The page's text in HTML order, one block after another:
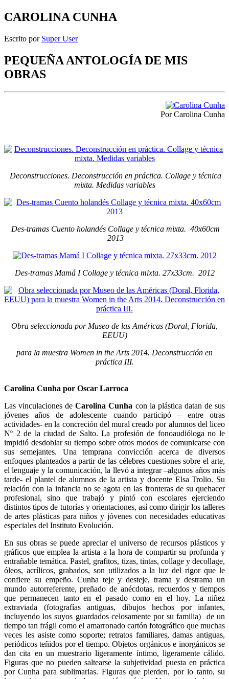
CAROLINA CUNHA
Escrito por Super User
PEQUEÑA ANTOLOGÍA DE MIS
OBRAS
Por Carolina Cunha
Deconstrucciones. Deconstrucción en práctica. Collage y técnica
mixta. Medidas variables
Des-tramas Cuento holandés Collage y técnica mixta. 40x60cm
2013
Des-tramas Mamá I Collage y técnica mixta. 27x33cm. 2012
Obra seleccionada por Museo de las Américas (Doral, Florida,
EEUU)
para la muestra Women in the Arts 2014. Deconstrucción en
práctica III.
Carolina Cunha por Oscar Larroca
Las vinculaciones deCarolina Cunha con la plástica datan de sus
jóvenes años de adolescente cuando participó – entre otras
actividades- en la concreción del mural creado por alumnos del liceo
Nº 2 de la ciudad de Salto. La profesión de fonoaudióloga no le
impidió desdoblar su tiempo sobre otros modos de comunicarse con
sus semejantes. Una temprana convicción acerca de diversos
enfoques planteados a partir de las célebres cuestiones sobre el arte,
el lenguaje y la comunicación, la llevó a integrar –algunos años más
tarde- el plantel de alumnos de la artista y docente Elsa Trolio. Su
relación con la infancia no se agota en las fronteras de su quehacer
profesional, sino que trabajó y pintó con escolares ejerciendo
distintos tipos de tutorías y orientaciones, así como dirigir los talleres
de artes plásticas para niños y jóvenes con necesidades educativas
especiales del Instituto Evolución.
En sus obras se puede apreciar el universo de recursos plásticos y
gráficos que emplea la artista a la hora de compartir su profunda y
entrañable temática. Pastel, grafitos, tizas, tintas, collage y decollage,
óleos, acrílicos, grabados, son utilizados a la luz del rigor que le
confiere su empeño. Cunha teje y desteje, trama y destrama un
mundo autorreferente, preñado de anécdotas, recuerdos y tiempos
que permanecen tanto en el pasado como en el hoy. La niñez
extraviada (fotografías antiguas, dibujos hechos por infantes,
incluyendo los suyos guardados celosamente por su familia) de un
tiempo tan frágil como el amarronado cartón fotográfico que muchas
veces les asiste como soporte; retratos familiares, damas antiguas,
periódicos teñidos por el tiempo. Objetos orgánicos e inorgánicos se
dan cita en un muestrario ligeramente íntimo, ligeramente cálido.
Figuras que no pueden saltearse la subjetividad puesta en práctica
por Cunha para sublimarlas. Figuras que pierden, por lo tanto, su